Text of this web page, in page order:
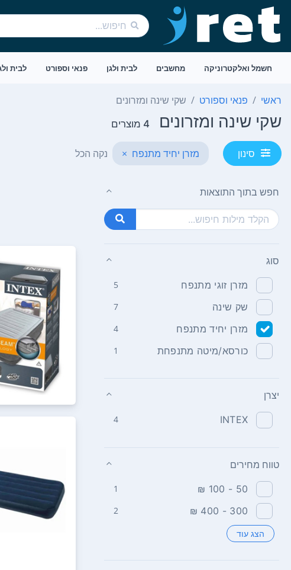
חשמל ואלקטרוניקה מחשבים לבית ולגן פנאי וספורט לבית
ראשי פנאי וספורט שקי שינה ומזרונים
שקי שינה ומזרונים 4 מוצרים
סינון מזרן יחיד מתנפח × נקה הכל
חפש בתוך התוצאות
סוג
מזרן זוגי מתנפח 5
שק שינה 7
מזרן יחיד מתנפח 4
כורסא/מיטה מתנפחת 1
יצרן
INTEX
4
טווח מחירים
50 - 100 ₪
1
300 - 400 ₪
2
הצג עוד